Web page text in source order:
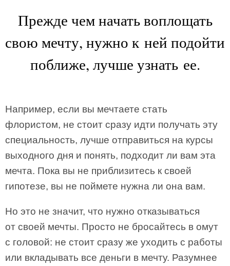
Прежде чем начать воплощать
свою мечту, нужно к ней подойти
поближе, лучше узнать ее.
Например, если вы мечтаете стать
флористом, не стоит сразу идти получать эту
специальность, лучше отправиться на курсы
выходного дня и понять, подходит ли вам эта
мечта. Пока вы не приблизитесь к своей
гипотезе, вы не поймете нужна ли она вам.
Но это не значит, что нужно отказываться
от своей мечты. Просто не бросайтесь в омут
с головой: не стоит сразу же уходить с работы
или вкладывать все деньги в мечту. Разумнее